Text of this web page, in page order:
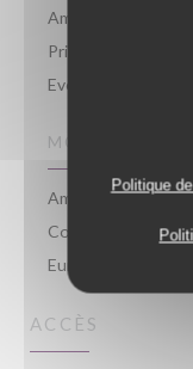
Politique
Ambiance
Privatisation,
Evénementiel
MOYENS DE
Amex, Sans
Contact, Visa,
Eurocard/
ACCÈS